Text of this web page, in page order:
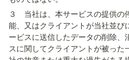
３　当社は、本サービスの提供の
能、又はクライアントが当社並び
ービスに送信したデータの削除、
スに関してクライアントが被った